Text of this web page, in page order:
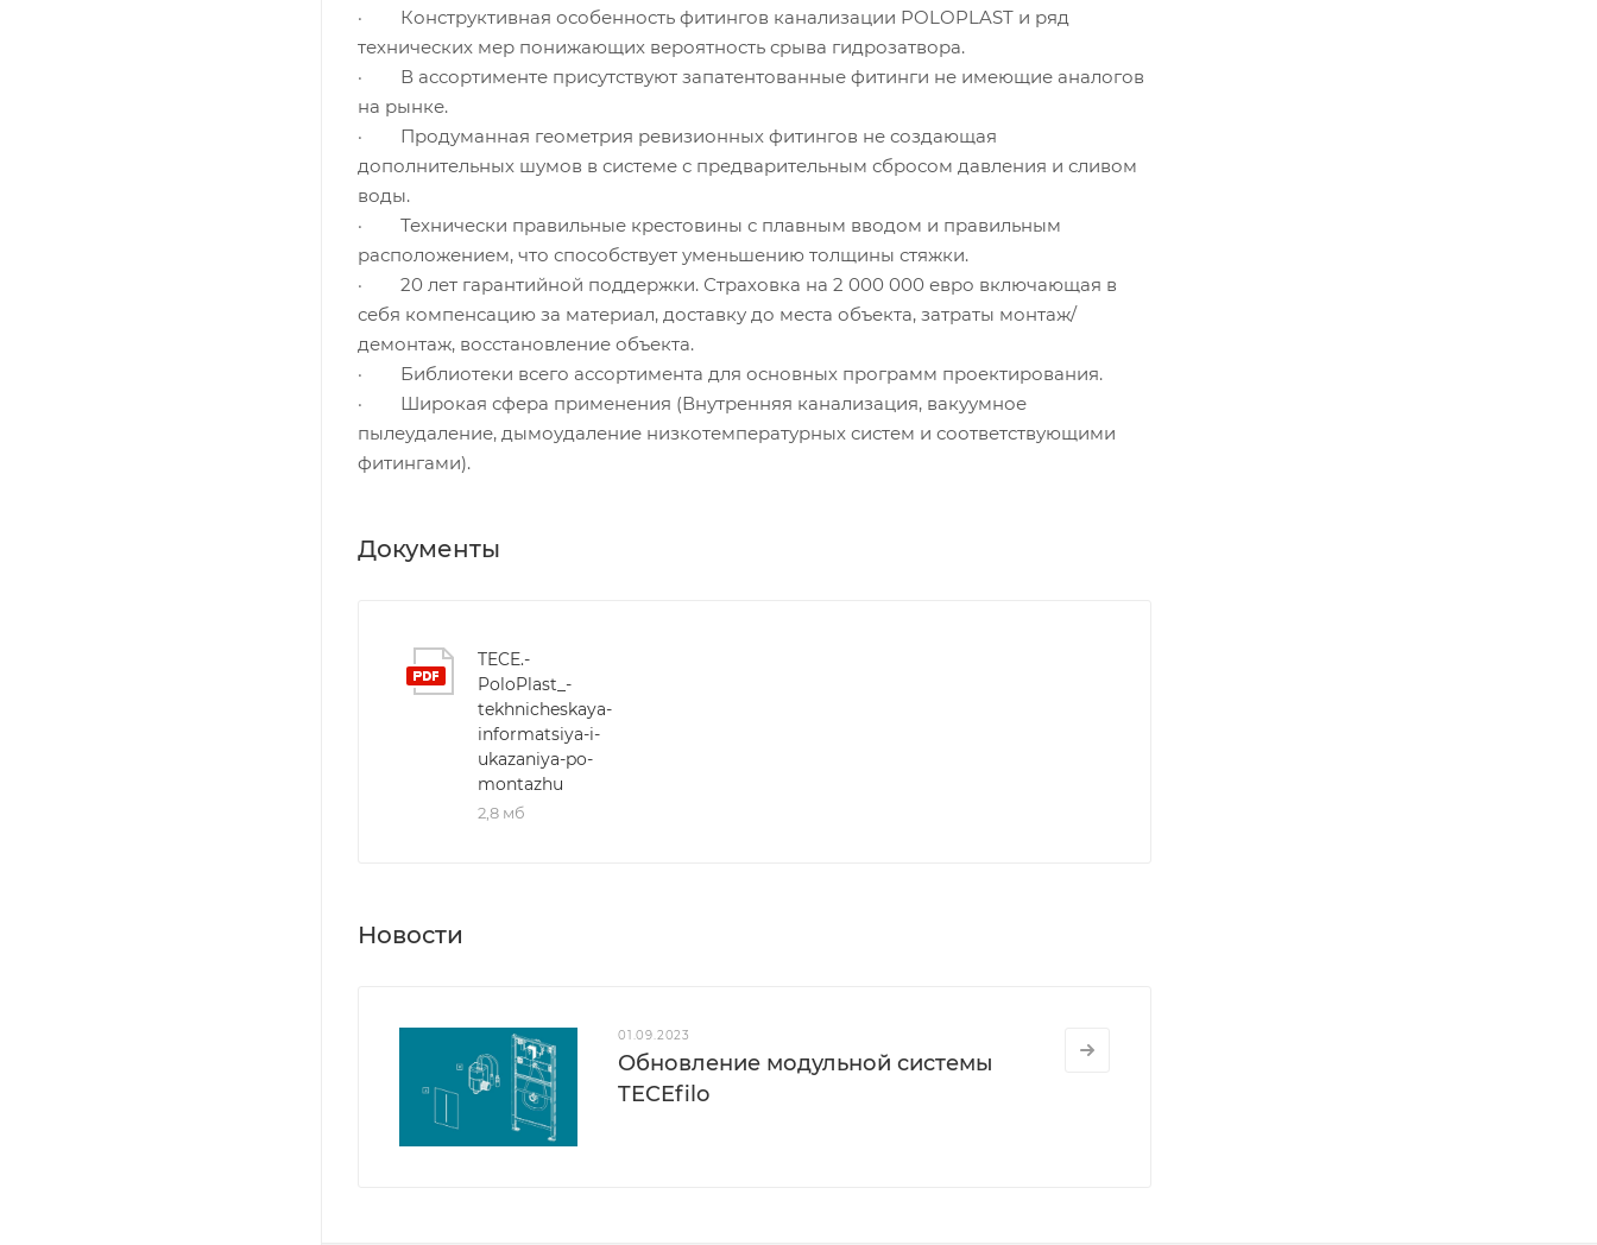
· Конструктивная особенность фитингов канализации POLOPLAST и ряд
технических мер понижающих вероятность срыва гидрозатвора.
· В ассортименте присутствуют запатентованные фитинги не имеющие аналогов
на рынке.
· Продуманная геометрия ревизионных фитингов не создающая
дополнительных шумов в системе с предварительным сбросом давления и сливом
воды.
· Технически правильные крестовины с плавным вводом и правильным
расположением, что способствует уменьшению толщины стяжки.
· 20 лет гарантийной поддержки. Страховка на 2 000 000 евро включающая в
себя компенсацию за материал, доставку до места объекта, затраты монтаж/
демонтаж, восстановление объекта.
· Библиотеки всего ассортимента для основных программ проектирования.
· Широкая сфера применения (Внутренняя канализация, вакуумное
пылеудаление, дымоудаление низкотемпературных систем и соответствующими
фитингами).
Документы
TECE.-
PoloPlast_-
tekhnicheskaya-
informatsiya-i-
ukazaniya-po-
montazhu
2,8 мб
Новости
01.09.2023
Обновление модульной системы
TECEfilo